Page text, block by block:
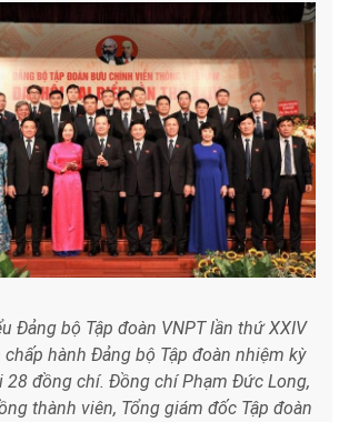
Đảng bộ Tập đoàn VNPT lần thứ XXIV
chấp hành Đảng bộ Tập đoàn nhiệm kỳ
28 đồng chí. Đồng chí Phạm Đức Long,
thành viên, Tổng giám đốc Tập đoàn